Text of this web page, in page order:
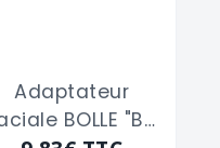
Adaptateur
BOLLE "B-